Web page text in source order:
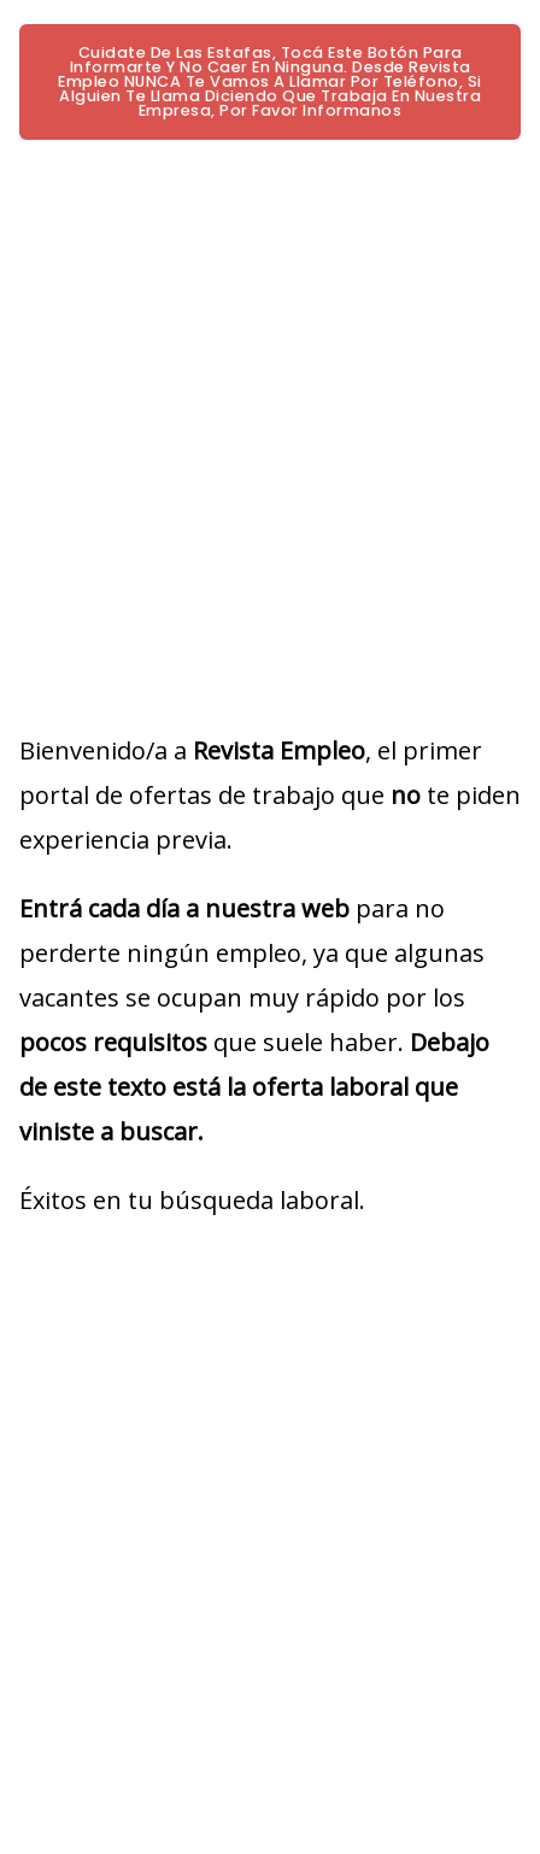
Cuidate De Las Estafas, Tocá Este Botón Para
Informarte Y No Caer En Ninguna. Desde Revista
Empleo NUNCA Te Vamos A Llamar Por Teléfono, Si
Alguien Te Llama Diciendo Que Trabaja En Nuestra
Empresa, Por Favor Informanos
Bienvenido/a a Revista Empleo, el primer
portal de ofertas de trabajo que no te piden
experiencia previa.
Entrá cada día a nuestra web para no
perderte ningún empleo, ya que algunas
vacantes se ocupan muy rápido por los
pocos requisitos que suele haber. Debajo
de este texto está la oferta laboral que
viniste a buscar.
Éxitos en tu búsqueda laboral.